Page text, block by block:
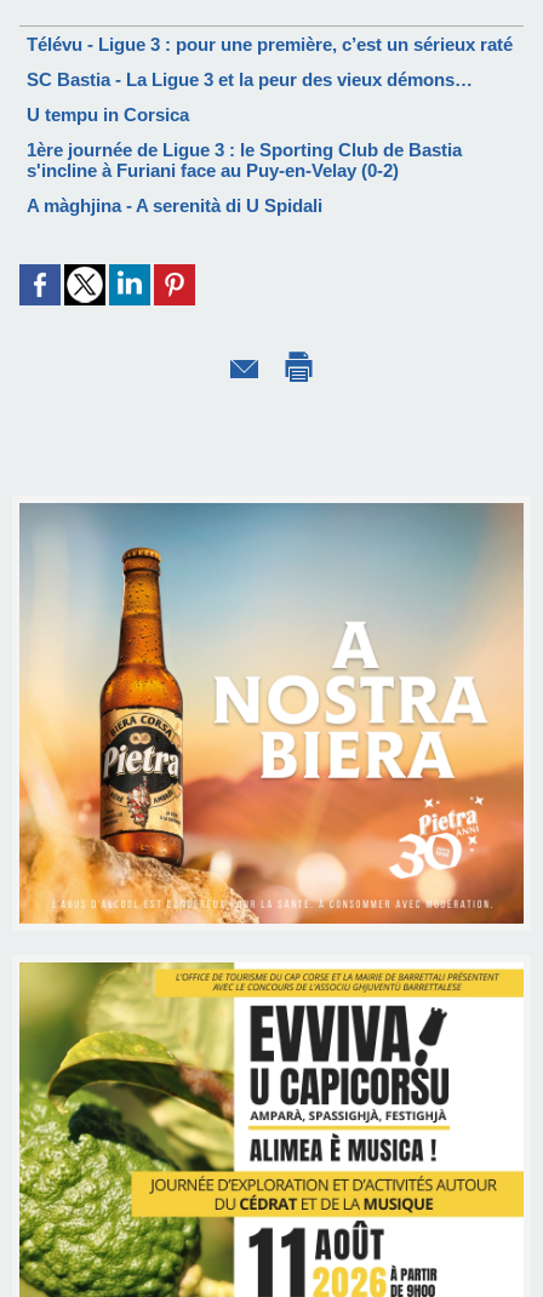
Télévu - Ligue 3 : pour une première, c’est un sérieux raté
SC Bastia - La Ligue 3 et la peur des vieux démons…
U tempu in Corsica
1ère journée de Ligue 3 : le Sporting Club de Bastia
s'incline à Furiani face au Puy-en-Velay (0-2)
A màghjina - A serenità di U Spidali